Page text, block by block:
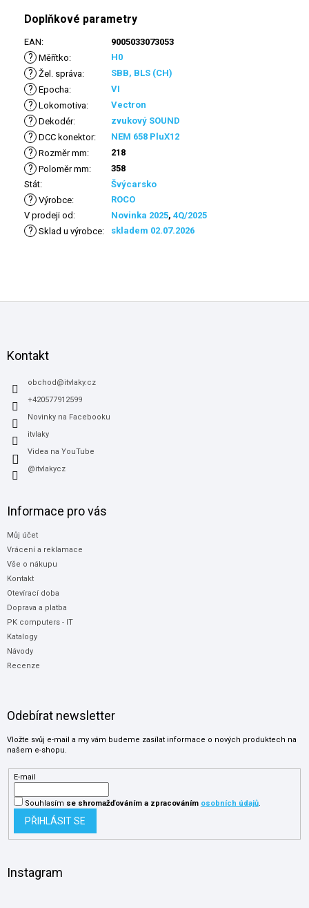
Doplňkové parametry
EAN: 9005033073053
? Měřítko: H0
? Žel. správa: SBB, BLS (CH)
? Epocha: VI
? Lokomotiva: Vectron
? Dekodér: zvukový SOUND
? DCC konektor: NEM 658 PluX12
? Rozměr mm: 218
? Poloměr mm:
358
Stát: Švýcarsko
? Výrobce:
ROCO
V prodeji od : Novinka 2025, 4Q/2025
? Sklad u výrobce: skladem 02.07.2026
Kontakt
obchod@itvlaky.cz
+420577912599
Novinky na Facebooku
itvlaky
Videa na YouTube
@itvlakycz
Informace pro vás
Můj účet
Vrácení a reklamace
Vše o nákupu
Kontakt
Otevírací doba
Doprava a platba
PK computers - IT
Katalogy
Návody
Recenze
Odebírat newsletter
Vložte svůj e-mail a my vám budeme zasílat informace o nových produktech na
našem e-shopu.
E-mail
Souhlasím se shromažďováníma zpracováním osobních údajů.
PŘIHLÁSIT SE
Instagram